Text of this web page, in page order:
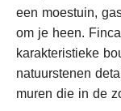
een moestuin,
om je heen.
karakteristieke
natuurstenen
muren die in de